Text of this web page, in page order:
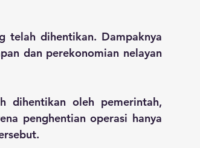
telah dihentikan. Dampaknya
dan perekonomian nelayan
dihentikan oleh pemerintah,
penghentian operasi hanya